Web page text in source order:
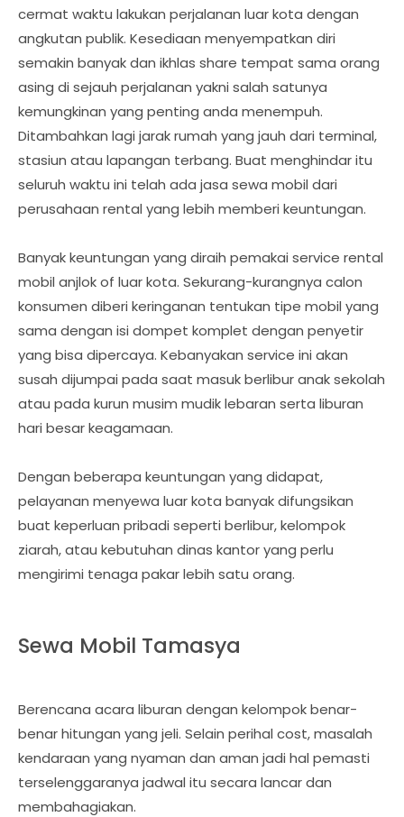
cermat waktu lakukan perjalanan luar kota dengan
angkutan publik. Kesediaan menyempatkan diri
semakin banyak dan ikhlas share tempat sama orang
asing di sejauh perjalanan yakni salah satunya
kemungkinan yang penting anda menempuh.
Ditambahkan lagi jarak rumah yang jauh dari terminal,
stasiun atau lapangan terbang. Buat menghindar itu
seluruh waktu ini telah ada jasa sewa mobil dari
perusahaan rental yang lebih memberi keuntungan.
Banyak keuntungan yang diraih pemakai service rental
mobil anjlok of luar kota. Sekurang-kurangnya calon
konsumen diberi keringanan tentukan tipe mobil yang
sama dengan isi dompet komplet dengan penyetir
yang bisa dipercaya. Kebanyakan service ini akan
susah dijumpai pada saat masuk berlibur anak sekolah
atau pada kurun musim mudik lebaran serta liburan
hari besar keagamaan.
Dengan beberapa keuntungan yang didapat,
pelayanan menyewa luar kota banyak difungsikan
buat keperluan pribadi seperti berlibur, kelompok
ziarah, atau kebutuhan dinas kantor yang perlu
mengirimi tenaga pakar lebih satu orang.
Sewa Mobil Tamasya
Berencana acara liburan dengan kelompok benar-
benar hitungan yang jeli. Selain perihal cost, masalah
kendaraan yang nyaman dan aman jadi hal pemasti
terselenggaranya jadwal itu secara lancar dan
membahagiakan.